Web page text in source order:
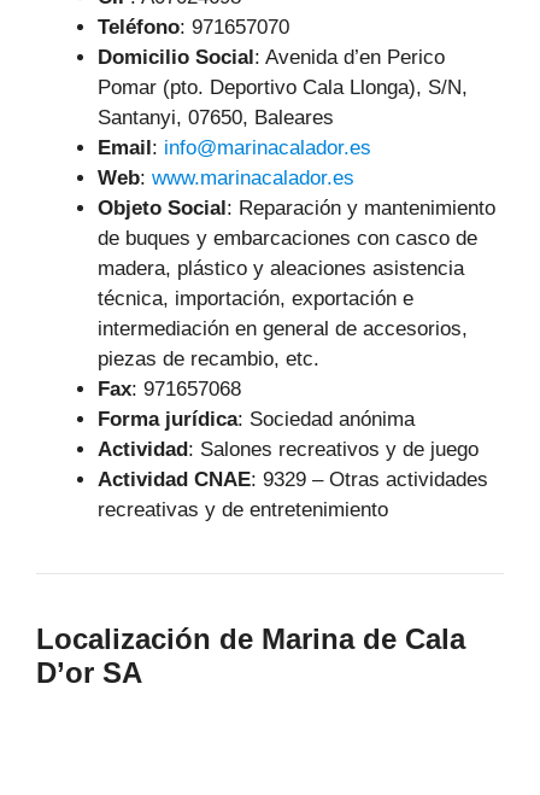
Teléfono: 971657070
Domicilio Social: Avenida d’en Perico
Pomar (pto. Deportivo Cala Llonga), S/N,
Santanyi, 07650, Baleares
Email: info@marinacalador.es
Web: www.marinacalador.es
Objeto Social: Reparación y mantenimiento
de buques y embarcaciones con casco de
madera, plástico y aleaciones asistencia
técnica, importación, exportación e
intermediación en general de accesorios,
piezas de recambio, etc.
Fax: 971657068
Forma jurídica: Sociedad anónima
Actividad: Salones recreativos y de juego
Actividad CNAE: 9329 – Otras actividades
recreativas y de entretenimiento
Localización de Marina de Cala
D’or SA